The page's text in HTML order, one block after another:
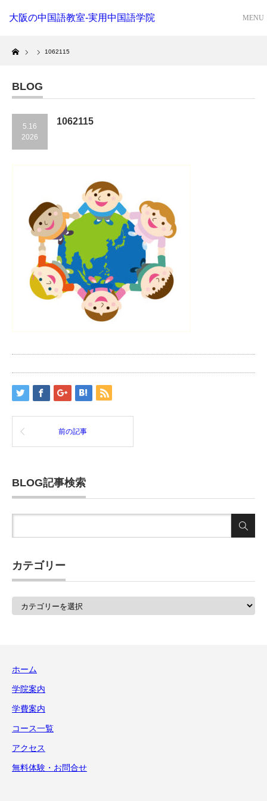
大阪の中国語教室-実用中国語学院
Home
1062115
BLOG
5.16
2026
1062115
前の記事
BLOG記事検索
カテゴリー
ホーム
学院案内
学費案内
コース一覧
アクセス
無料体験・お問合せ